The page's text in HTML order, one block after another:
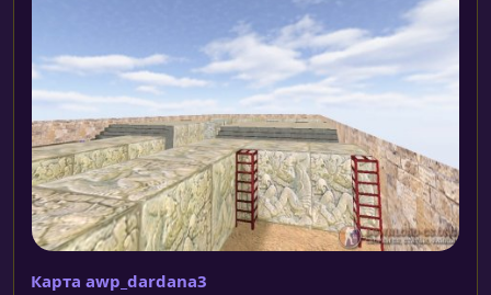
Карта awp_dardana3